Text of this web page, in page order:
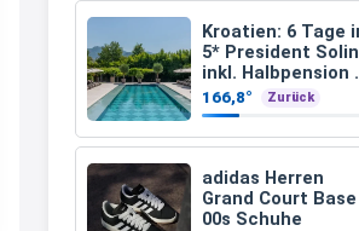
Kroatien: 6 Tage
5* President Solin
inkl. Halbpension
Flug ab 458 € pro
Person
166,8° Zurück
adidas Herren
Grand Court Base
00s Schuhe
Kerstin
Meggle bagett
21:37
↩
Kerstin